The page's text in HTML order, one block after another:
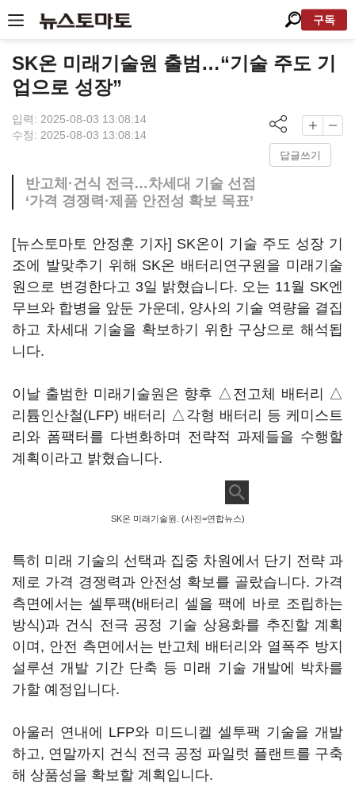
구독
SK온 미래기술원 출범…“기술 주도 기
업으로 성장”
입력: 2025-08-03 13:08:14
수정: 2025-08-03 13:08:14
답글쓰기
반고체·건식 전극…차세대 기술 선점
‘가격 경쟁력·제품 안전성 확보 목표’
[뉴스토마토 안정훈 기자] SK온이 기술 주도 성장 기
조에 발맞추기 위해 SK온 배터리연구원을 미래기술
원으로 변경한다고 3일 밝혔습니다. 오는 11월 SK엔
무브와 합병을 앞둔 가운데, 양사의 기술 역량을 결집
하고 차세대 기술을 확보하기 위한 구상으로 해석됩
니다.
이날 출범한 미래기술원은 향후 △전고체 배터리 △
리튬인산철(LFP) 배터리 △각형 배터리 등 케미스트
리와 폼팩터를 다변화하며 전략적 과제들을 수행할
계획이라고 밝혔습니다.
SK온 미래기술원. (사진=연합뉴스)
특히 미래 기술의 선택과 집중 차원에서 단기 전략 과
제로 가격 경쟁력과 안전성 확보를 골랐습니다. 가격
측면에서는 셀투팩(배터리 셀을 팩에 바로 조립하는
방식)과 건식 전극 공정 기술 상용화를 추진할 계획
이며, 안전 측면에서는 반고체 배터리와 열폭주 방지
설루션 개발 기간 단축 등 미래 기술 개발에 박차를
가할 예정입니다.
아울러 연내에 LFP와 미드니켈 셀투팩 기술을 개발
하고, 연말까지 건식 전극 공정 파일럿 플랜트를 구축
해 상품성을 확보할 계획입니다.